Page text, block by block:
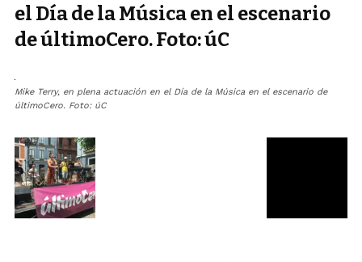
el Día de la Música en el escenario
de últimoCero. Foto: úC
Mike Terry, en plena actuación en el Día de la Música en el escenario de
últimoCero. Foto: úC